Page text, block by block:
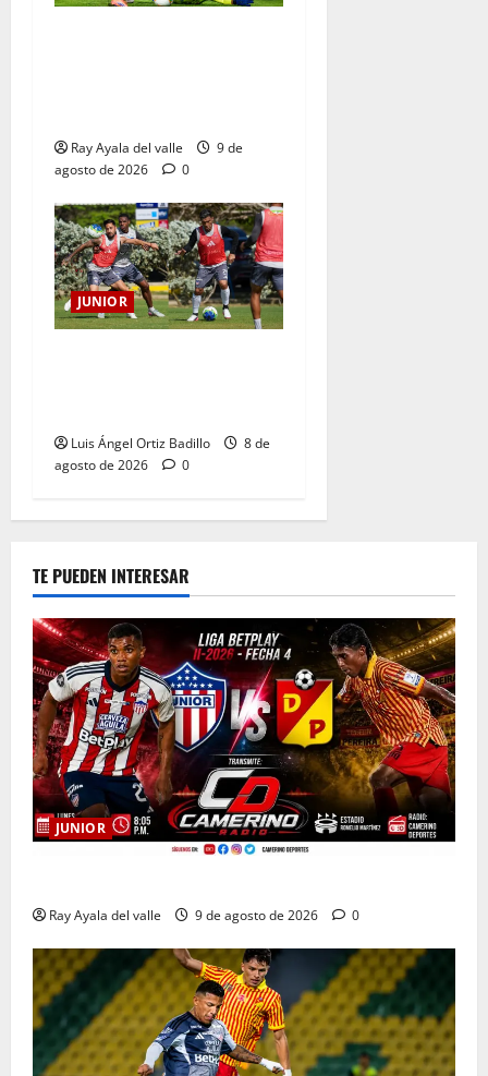
Ray Ayala del valle
9 de
agosto de 2026
0
JUNIOR
Luis Ángel Ortiz Badillo
8 de
agosto de 2026
0
TE PUEDEN INTERESAR
JUNIOR
Ray Ayala del valle 9 de agosto de 2026 0